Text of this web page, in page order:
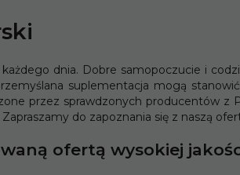
* z podatkiem VAT *
dnia. Dobre samopoczucie i
suplementacja mogą
przez sprawdzonych producentów z
do zapoznania się z naszą
ofertą wysokiej